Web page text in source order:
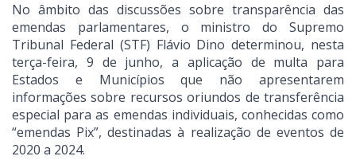
No âmbito das discussões sobre transparência das
emendas parlamentares, o ministro do Supremo
Tribunal Federal (STF) Flávio Dino determinou, nesta
terça-feira, 9 de junho, a aplicação de multa para
Estados e Municípios que não apresentarem
informações sobre recursos oriundos de transferência
especial para as emendas individuais, conhecidas como
“emendas Pix”, destinadas à realização de eventos de
2020 a 2024.